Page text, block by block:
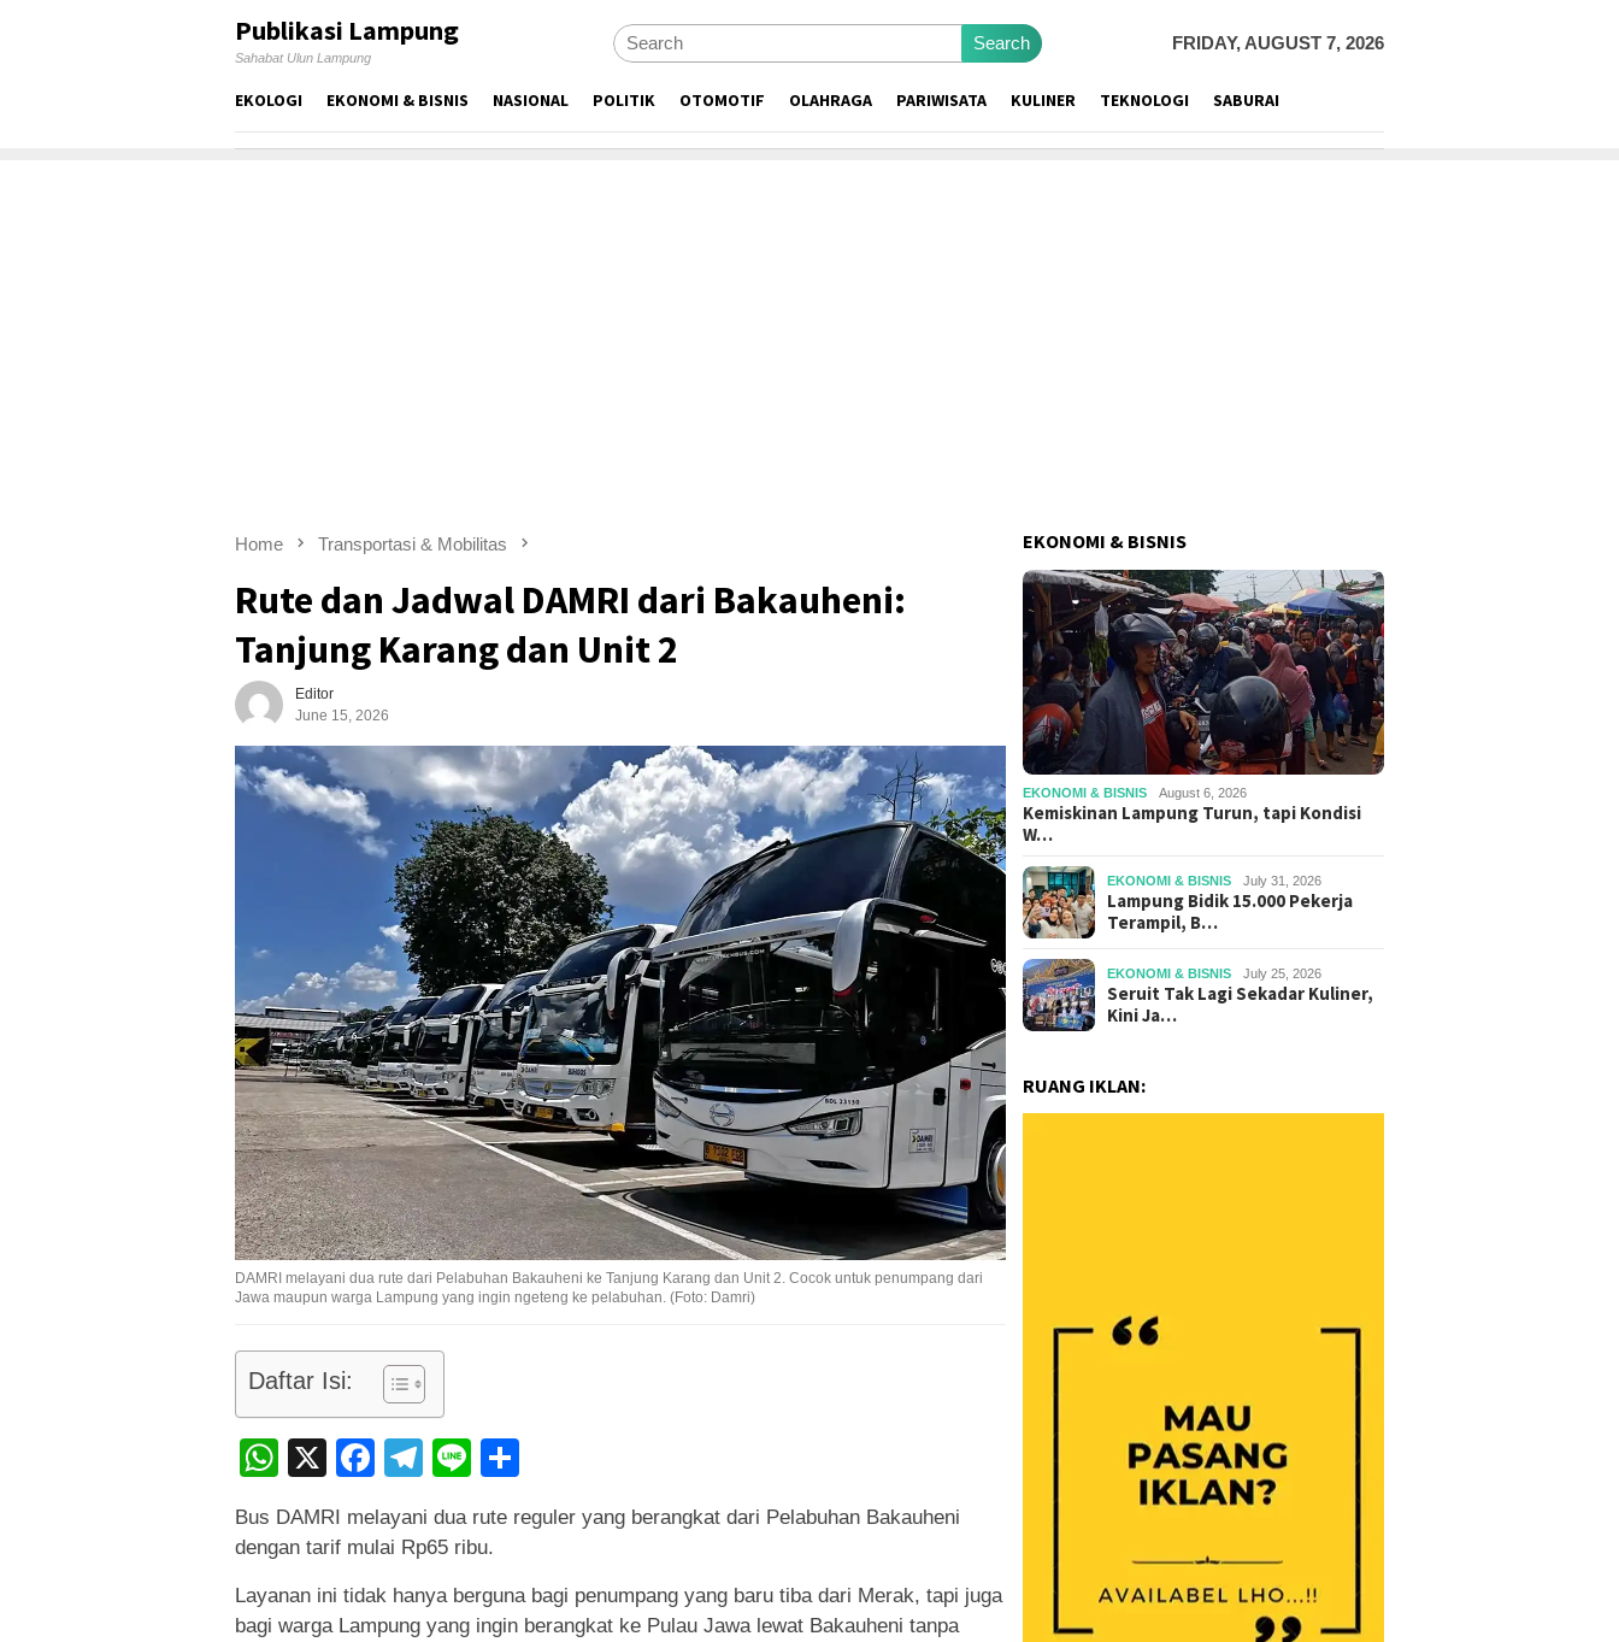
Publikasi Lampung
Sahabat Ulun Lampung
Search FRIDAY, AUGUST 7, 2026
EKOLOGI EKONOMI & BISNIS NASIONAL POLITIK OTOMOTIF OLAHRAGA PARIWISATA KULINER TEKNOLOGI SABURAI
Home Transportasi & Mobilitas
Rute dan Jadwal DAMRI dari Bakauheni:
Tanjung Karang dan Unit 2
Editor
June 15, 2026
DAMRI melayani dua rute dari Pelabuhan Bakauheni ke Tanjung Karang dan Unit 2. Cocok untuk penumpang dari
Jawa maupun warga Lampung yang ingin ngeteng ke pelabuhan. (Foto: Damri)
Daftar Isi:
WhatsApp
X Facebook
Telegram
Line
Bus DAMRI melayani dua rute reguler yang berangkat dari Pelabuhan Bakauheni
dengan tarif mulai Rp65 ribu.
Layanan ini tidak hanya berguna bagi penumpang yang baru tiba dari Merak, tapi juga
bagi warga Lampung yang ingin berangkat ke Pulau Jawa lewat Bakauheni tanpa
EKONOMI & BISNIS
EKONOMI & BISNIS August 6, 2026
Kemiskinan Lampung Turun, tapi Kondisi
W…
EKONOMI & BISNIS July 31, 2026
Lampung Bidik 15.000 Pekerja
Terampil, B…
EKONOMI & BISNIS July 25, 2026
Seruit Tak Lagi Sekadar Kuliner,
Kini Ja…
RUANG IKLAN: